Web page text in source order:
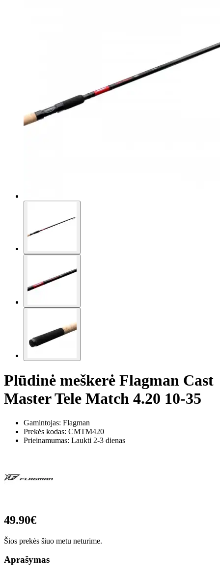
Plūdinė meškerė Flagman Cast
Master Tele Match 4.20 10-35
Gamintojas: Flagman
Prekės kodas: CMTM420
Prieinamumas: Laukti 2-3 dienas
49.90€
Šios prekės šiuo metu neturime.
Aprašymas